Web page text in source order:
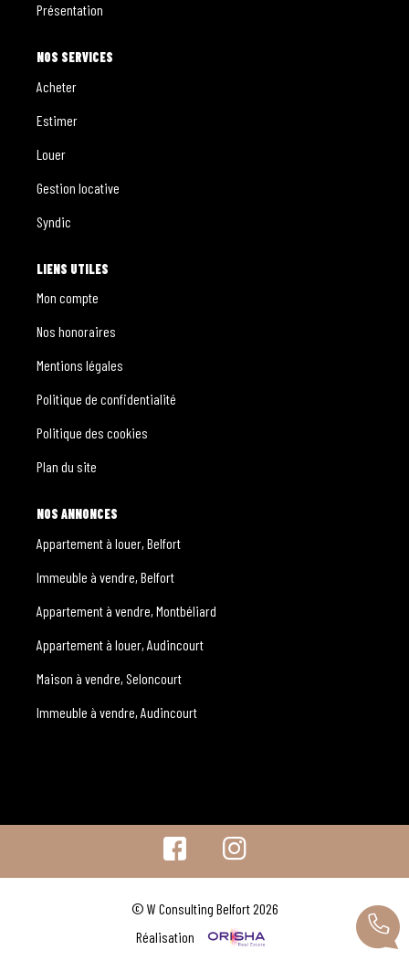
Présentation
NOS SERVICES
Acheter
Estimer
Louer
Gestion locative
Syndic
LIENS UTILES
Mon compte
Nos honoraires
Mentions légales
Politique de confidentialité
Politique des cookies
Plan du site
NOS ANNONCES
Appartement à louer, Belfort
Immeuble à vendre, Belfort
Appartement à vendre, Montbéliard
Appartement à louer, Audincourt
Maison à vendre, Seloncourt
Immeuble à vendre, Audincourt
© W Consulting Belfort 2026
Réalisation